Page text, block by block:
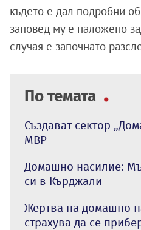
където е дал подробни
заповед му е наложено
случая е започнато
По темата
Създават сектор
МВР
Домашно насилие:
си в Кърджали
Жертва на домашно
страхува да се